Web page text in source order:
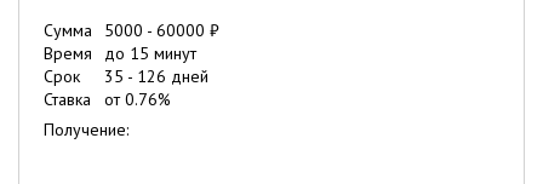
Сумма 5000 - 60000 ₽
Время
до 15 минут
Срок
35 - 126 дней
Ставка
от0.76%
Получение: